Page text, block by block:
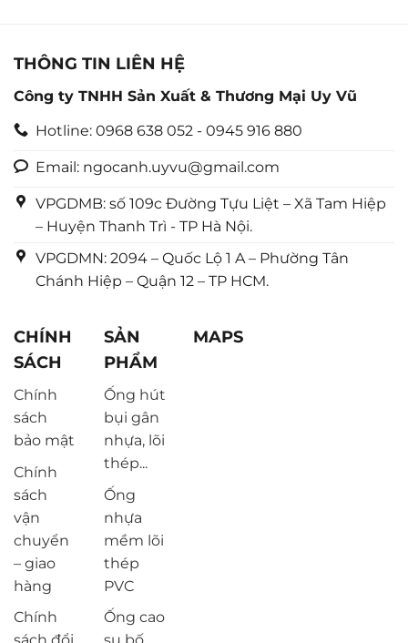
THÔNG TIN LIÊN HỆ
Công ty TNHH Sản Xuất & Thương Mại Uy Vũ
Hotline: 0968 638 052 - 0945 916 880
Email: ngocanh.uyvu@gmail.com
VPGDMB: số 109c Đường Tựu Liệt – Xã Tam Hiệp
– Huyện Thanh Trì - TP Hà Nội.
VPGDMN: 2094 – Quốc Lộ 1 A – Phường Tân
Chánh Hiệp – Quận 12 – TP HCM.
CHÍNH
SÁCH
Chính
sách
bảo mật
Chính
sách
vận
chuyển
– giao
hàng
Chính
SẢN
PHẨM
Ống hút
bụi gân
nhựa, lõi
thép...
Ống
nhựa
mềm lõi
thép
PVC
Ống cao
MAPS